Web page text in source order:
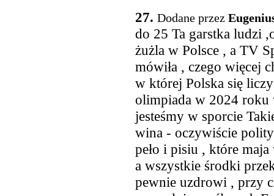
27. Dodane przez
do 25 Ta garstka ludzi
żużla w Polsce , a TV
mówiła , czego więcej
w której Polska się
olimpiada w 2024 roku
jesteśmy w sporcie
wina - oczywiście
peło i pisiu , które maja
a wszystkie środki
pewnie uzdrowi , przy